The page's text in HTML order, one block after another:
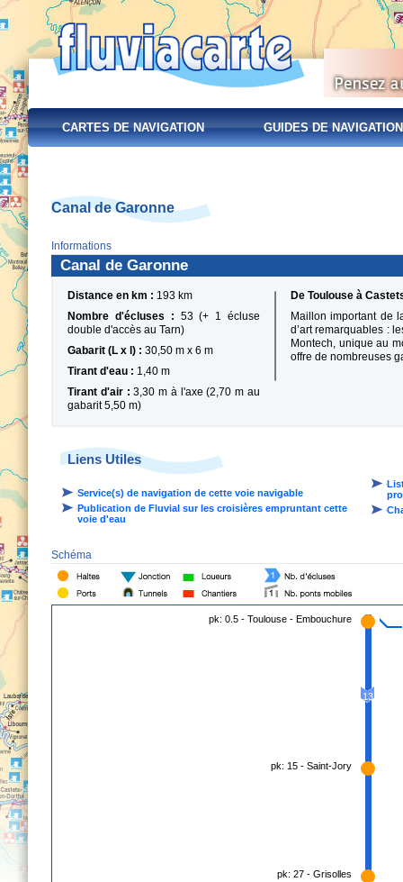
CARTES DE NAVIGATION GUIDES DE NAVIGATION
Canal de Garonne
Informations
Canal de Garonne
Distance en km : 193 km
Nombre d'écluses : 53 (+ 1 écluse
double d'accès au Tarn)
Gabarit (L x l) : 30,50 m x 6 m
Tirant d'eau : 1,40 m
Tirant d'air : 3,30 m à l'axe (2,70 m au
gabarit 5,50 m)
De Toulouse à
Maillon important de
d’art remarquables :
Montech, unique au
offre de nombreuses
Liens Utiles
Service(s) de navigation de cette voie navigable
Publication de Fluvial sur les croisières empruntant cette
voie d'eau
Schéma
pk: 0.5 - Toulouse - Embouchure
13
pk: 15 - Saint-Jory
pk: 27 - Grisolles